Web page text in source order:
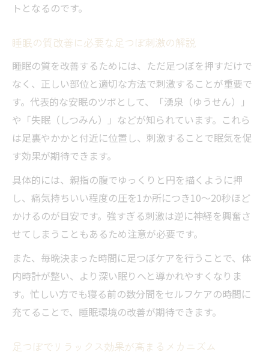
トとなるのです。
睡眠の質改善に必要な足つぼ刺激の解説
睡眠の質を改善するためには、ただ足つぼを押すだけで
なく、正しい部位と適切な方法で刺激することが重要で
す。代表的な安眠のツボとして、「湧泉（ゆうせん）」
や「失眠（しつみん）」などが知られています。これら
は足裏やかかと付近に位置し、刺激することで眠気を促
す効果が期待できます。
具体的には、親指の腹でゆっくりと円を描くように押
し、痛気持ちいい程度の圧を1か所につき10～20秒ほど
かけるのが目安です。強すぎる刺激は逆に神経を興奮さ
せてしまうこともあるため注意が必要です。
また、毎晩決まった時間に足つぼケアを行うことで、体
内時計が整い、より深い眠りへと導かれやすくなりま
す。忙しい方でも寝る前の数分間をセルフケアの時間に
充てることで、睡眠環境の改善が期待できます。
足つぼでリラックス効果が高まるメカニズム